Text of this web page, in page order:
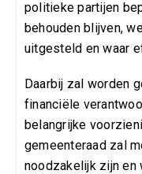
politieke partijen
behouden blijven,
uitgesteld en waar
Daarbij zal worden
financiële
belangrijke
gemeenteraad zal
noodzakelijk zijn en